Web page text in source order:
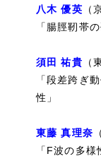
八木 優英 （
「腸脛靭帯
須田 祐貴 （
「段差跨ぎ
性」
東藤 真理奈
「F波の多